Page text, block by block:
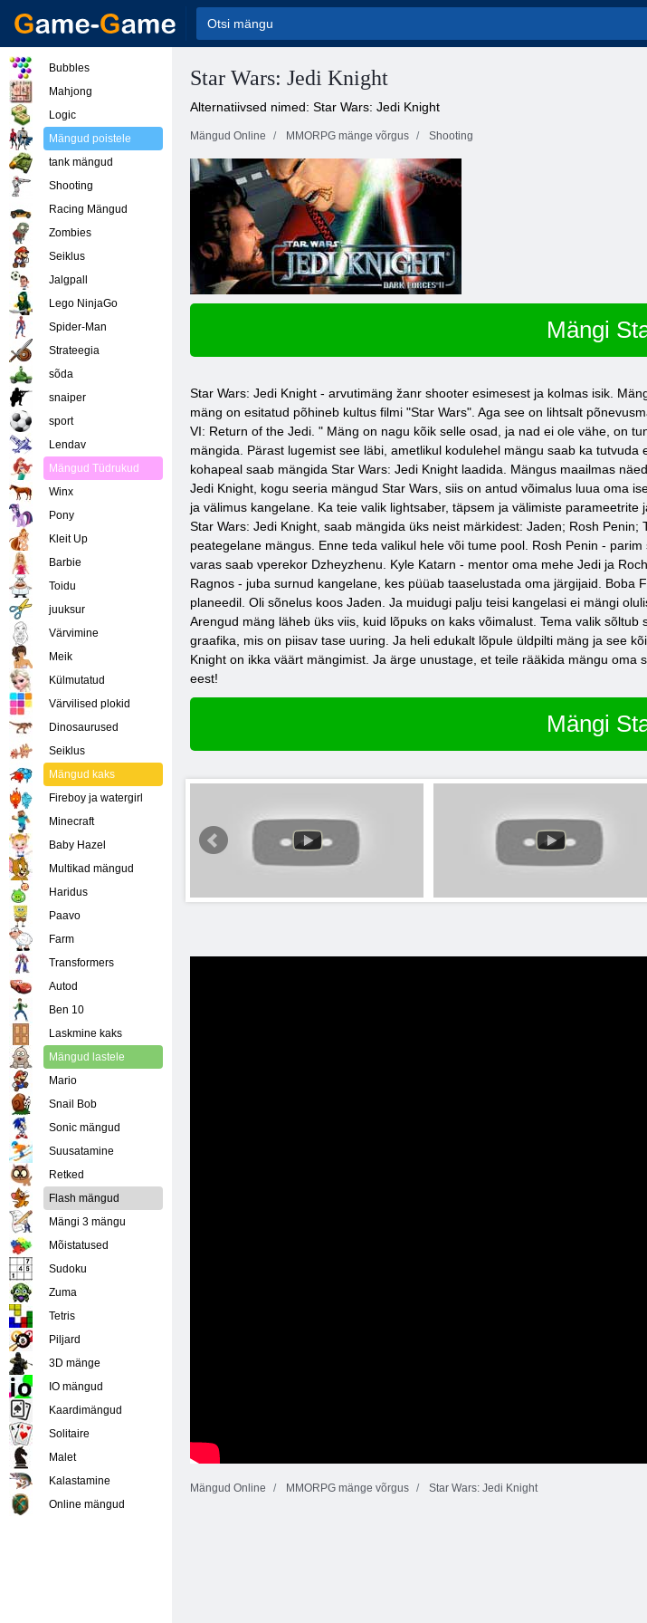
Star Wars: Jedi Knight
Alternatiivsed nimed: Star Wars: Jedi Knight
Mängud Online MMORPG mänge võrgus Shooting
Mängi
Star Wars: Jedi Knight - arvutimäng žanr shooter esimesest ja kolmas isik.
mäng on esitatud põhineb kultus filmi "Star Wars". Aga see on lihtsalt
VI: Return of the Jedi. " Mäng on nagu kõik selle osad, ja nad ei ole vähe, on
mängida. Pärast lugemist see läbi, ametlikul kodulehel mängu saab ka
kohapeal saab mängida Star Wars: Jedi Knight laadida. Mängus maailmas
Jedi Knight, kogu seeria mängud Star Wars, siis on antud võimalus luua oma
ja välimus kangelane. Ka teie valik lightsaber, täpsem ja välimiste
Star Wars: Jedi Knight, saab mängida üks neist märkidest: Jaden; Rosh
peategelane mängus. Enne teda valikul hele või tume pool. Rosh Penin -
varas saab vperekor Dzheyzhenu. Kyle Katarn - mentor oma mehe Jedi ja
Ragnos - juba surnud kangelane, kes püüab taaselustada oma järgijaid.
planeedil. Oli sõnelus koos Jaden. Ja muidugi palju teisi kangelasi ei mängi
Arengud mäng läheb üks viis, kuid lõpuks on kaks võimalust. Tema valik
graafika, mis on piisav tase uuring. Ja heli edukalt lõpule üldpilti mäng ja see
Knight on ikka väärt mängimist. Ja ärge unustage, et teile rääkida mängu
eest!
Mängi
Mängud Online MMORPG mänge võrgus Star Wars: Jedi Knight
Bubbles
Mahjong
Logic
Mängud poistele
tank mängud
Shooting
Racing Mängud
Zombies
Seiklus
Jalgpall
Lego NinjaGo
Spider-Man
Strateegia
sõda
snaiper
sport
Lendav
Mängud Tüdrukud
Winx
Pony
Kleit Up
Barbie
Toidu
juuksur
Värvimine
Meik
Külmutatud
Värvilised plokid
Dinosaurused
Seiklus
Mängud kaks
Fireboy ja watergirl
Minecraft
Baby Hazel
Multikad mängud
Haridus
Paavo
Farm
Transformers
Autod
Ben 10
Laskmine kaks
Mängud lastele
Mario
Snail Bob
Sonic mängud
Suusatamine
Retked
Flash mängud
Mängi 3 mängu
Mõistatused
Sudoku
Zuma
Tetris
Piljard
3D mänge
IO mängud
Kaardimängud
Solitaire
Malet
Kalastamine
Online mängud